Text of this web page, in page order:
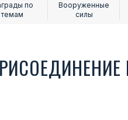
по
темам
Вооруженные
силы